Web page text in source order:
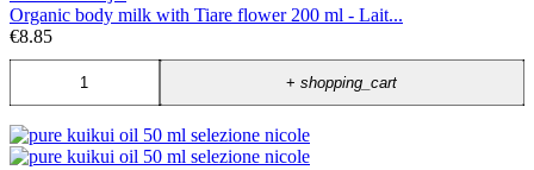
Organic body milk with Tiare flower 200 ml - Lait...
€8.85
+shopping_cart